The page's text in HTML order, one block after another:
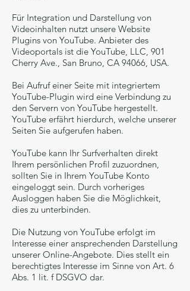
Für Integration und Darstellung von
Videoinhalten nutzt unsere Website
Plugins von YouTube. Anbieter des
Videoportals ist die YouTube, LLC, 901
Cherry Ave., San Bruno, CA 94066, USA.
Bei Aufruf einer Seite mit integriertem
YouTube-Plugin wird eine Verbindung zu
den Servern von YouTube hergestellt.
YouTube erfährt hierdurch, welche unserer
Seiten Sie aufgerufen haben.
YouTube kann Ihr Surfverhalten direkt
Ihrem persönlichen Profil zuzuordnen,
sollten Sie in Ihrem YouTube Konto
eingeloggt sein. Durch vorheriges
Ausloggen haben Sie die Möglichkeit,
dies zu unterbinden.
Die Nutzung von YouTube erfolgt im
Interesse einer ansprechenden Darstellung
unserer Online-Angebote. Dies stellt ein
berechtigtes Interesse im Sinne von Art. 6
Abs. 1 lit. f DSGVO dar.